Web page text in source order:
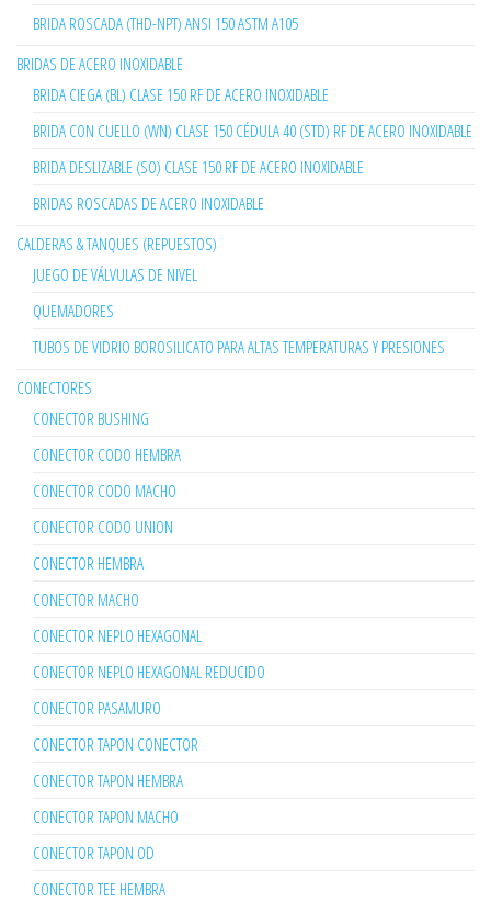
BRIDA ROSCADA (THD-NPT) ANSI 150 ASTM A105
BRIDAS DE ACERO INOXIDABLE
BRIDA CIEGA (BL) CLASE 150 RF DE ACERO INOXIDABLE
BRIDA CON CUELLO (WN) CLASE 150 CÉDULA 40 (STD) RF DE ACERO INOXIDABLE
BRIDA DESLIZABLE (SO) CLASE 150 RF DE ACERO INOXIDABLE
BRIDAS ROSCADAS DE ACERO INOXIDABLE
CALDERAS & TANQUES (REPUESTOS)
JUEGO DE VÁLVULAS DE NIVEL
QUEMADORES
TUBOS DE VIDRIO BOROSILICATO PARA ALTAS TEMPERATURAS Y PRESIONES
CONECTORES
CONECTOR BUSHING
CONECTOR CODO HEMBRA
CONECTOR CODO MACHO
CONECTOR CODO UNION
CONECTOR HEMBRA
CONECTOR MACHO
CONECTOR NEPLO HEXAGONAL
CONECTOR NEPLO HEXAGONAL REDUCIDO
CONECTOR PASAMURO
CONECTOR TAPON CONECTOR
CONECTOR TAPON HEMBRA
CONECTOR TAPON MACHO
CONECTOR TAPON OD
CONECTOR TEE HEMBRA